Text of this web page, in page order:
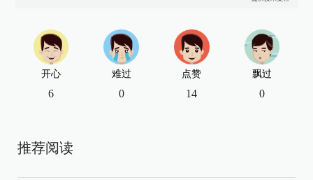
开心
6
难过
0
点赞
14
飘过
0
推荐阅读